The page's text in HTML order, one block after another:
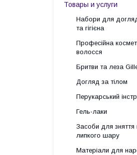
Товары и услуги
Набори для
та гігієна
Професійна
волосся
Бритви та леза
Догляд за тілом
Перукарський
Гель-лаки
Засоби для зняття
липкого шару
Матеріали для